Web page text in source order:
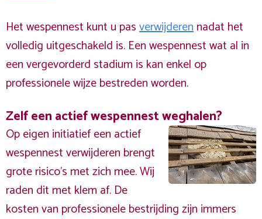
Het wespennest kunt u pasverwijderennadat het
volledig uitgeschakeld is. Een wespennest wat al in
een vergevorderd stadium is kan enkel op
professionele wijze bestreden worden.
Zelf een actief wespennest weghalen?
Op eigen initiatief een actief
wespennest verwijderen brengt
grote risico’s met zich mee. Wij
raden dit met klem af. De
kosten van professionele bestrijding zijn immers